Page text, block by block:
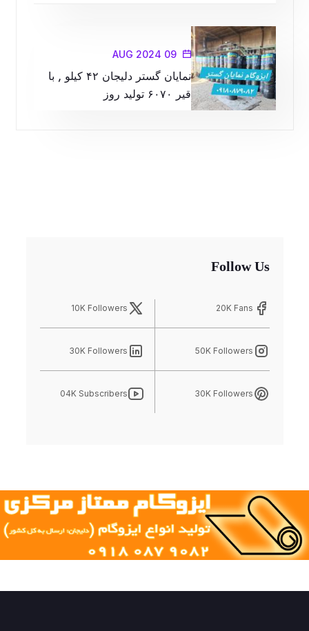
09 AUG 2024
نمایان گستر دلیجان ۴۲ کیلو , با
قیر ۶۰۷۰ تولید روز
Follow Us
20K Fans
10K Followers
50K Followers
30K Followers
30K Followers
04K Subscribers